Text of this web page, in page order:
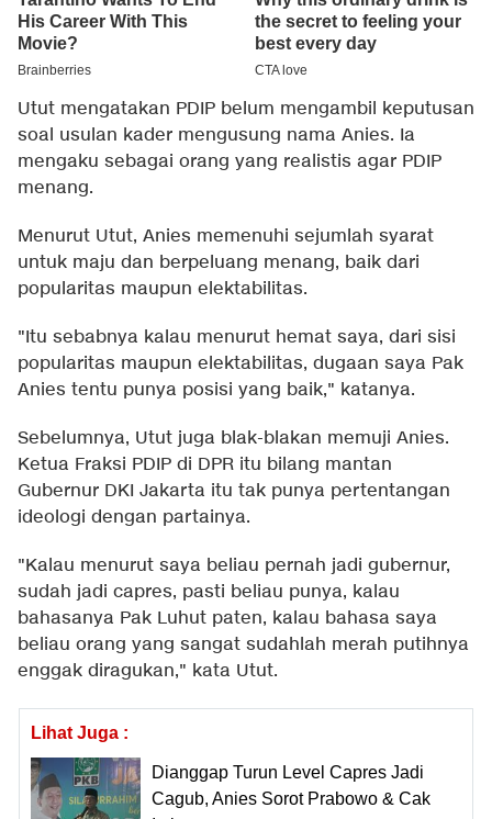
Utut mengatakan PDIP belum mengambil keputusan
soal usulan kader mengusung nama Anies. Ia
mengaku sebagai orang yang realistis agar PDIP
menang.
Menurut Utut, Anies memenuhi sejumlah syarat
untuk maju dan berpeluang menang, baik dari
popularitas maupun elektabilitas.
"Itu sebabnya kalau menurut hemat saya, dari sisi
popularitas maupun elektabilitas, dugaan saya Pak
Anies tentu punya posisi yang baik," katanya.
Sebelumnya, Utut juga blak-blakan memuji Anies.
Ketua Fraksi PDIP di DPR itu bilang mantan
Gubernur DKI Jakarta itu tak punya pertentangan
ideologi dengan partainya.
"Kalau menurut saya beliau pernah jadi gubernur,
sudah jadi capres, pasti beliau punya, kalau
bahasanya Pak Luhut paten, kalau bahasa saya
beliau orang yang sangat sudahlah merah putihnya
enggak diragukan," kata Utut.
Lihat Juga :
Dianggap Turun Level Capres Jadi
Cagub, Anies Sorot Prabowo & Cak